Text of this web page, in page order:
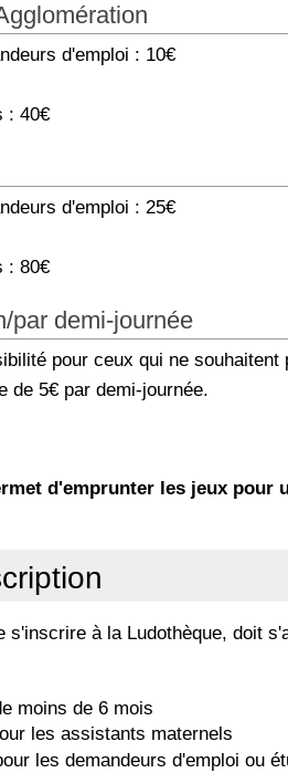
d'emploi : 10€
: 40€
d'emploi : 25€
: 80€
par demi-journée
pour ceux qui ne
de 5€ par demi-journée.
d'emprunter les jeux pour
s'inscrire à la Ludothèque, doit
moins de 6 mois
les assistants maternels
les demandeurs d'emploi ou